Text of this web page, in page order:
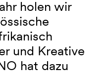
holen wir
und Kreative
hat dazu